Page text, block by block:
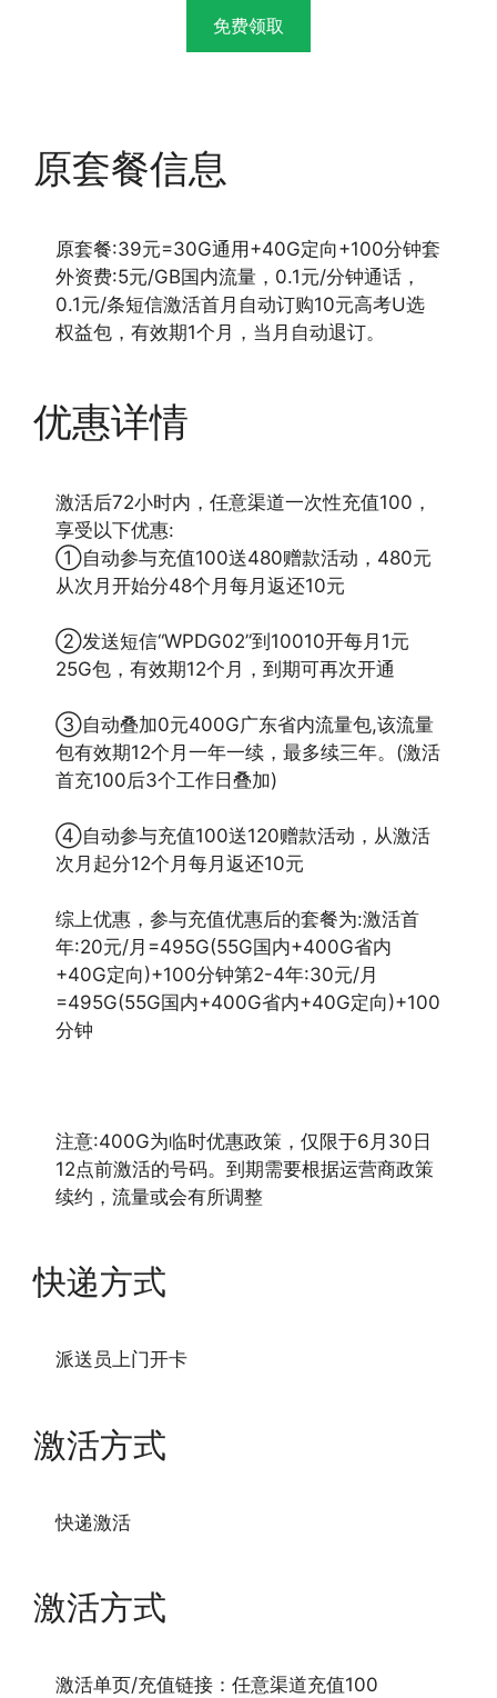
免费领取
原套餐信息
原套餐:39元=30G通用+40G定向+100分钟套
外资费:5元/GB国内流量，0.1元/分钟通话，
0.1元/条短信激活首月自动订购10元高考U选
权益包，有效期1个月，当月自动退订。
优惠详情
激活后72小时内，任意渠道一次性充值100，
享受以下优惠:
①自动参与充值100送480赠款活动，480元
从次月开始分48个月每月返还10元
②发送短信“WPDG02”到10010开每月1元
25G包，有效期12个月，到期可再次开通
③自动叠加0元400G广东省内流量包,该流量
包有效期12个月一年一续，最多续三年。(激活
首充100后3个工作日叠加)
④自动参与充值100送120赠款活动，从激活
次月起分12个月每月返还10元
综上优惠，参与充值优惠后的套餐为:激活首
年:20元/月=495G(55G国内+400G省内
+40G定向)+100分钟第2-4年:30元/月
=495G(55G国内+400G省内+40G定向)+100
分钟
注意:400G为临时优惠政策，仅限于6月30日
12点前激活的号码。到期需要根据运营商政策
续约，流量或会有所调整
快递方式
派送员上门开卡
激活方式
快递激活
激活方式
激活单页/充值链接：任意渠道充值100